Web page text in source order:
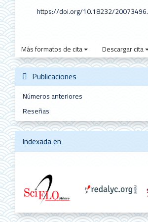
https://doi.org/10.18232/
Más formatos de cita Descargar cita
Publicaciones
Números anteriores
Reseñas
Indexada en